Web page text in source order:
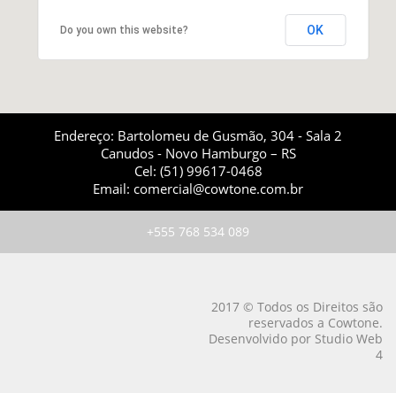
Do you own this website? OK
Endereço: Bartolomeu de Gusmão, 304 - Sala 2
Canudos - Novo Hamburgo – RS
Cel: (51) 99617-0468
Email: comercial@cowtone.com.br
+555 768 534 089
2017 © Todos os Direitos são
reservados a Cowtone.
Desenvolvido por Studio Web
4